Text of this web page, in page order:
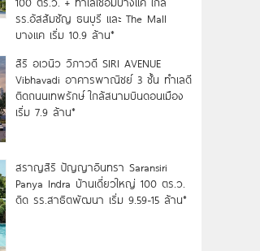
รร.อัสสัมชัญ ธนบุรี และ The Mall
บางแค เริ่ม 10.9 ล้าน*
สิริ อเวนิว วิภาวดี SIRI AVENUE
Vibhavadi อาคารพาณิชย์ 3 ชั้น ทำเลดี
ติดถนนเทพรักษ์ ใกล้สนามบินดอนเมือง
เริ่ม 7.9 ล้าน*
สราญสิริ ปัญญาอินทรา Saransiri
Panya Indra บ้านเดี่ยวใหญ่ 100 ตร.ว.
ดิด รร.สาธิตพัฒนา เริ่ม 9.59-15 ล้าน*